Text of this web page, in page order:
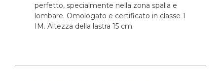
perfetto, specialmente nella zona spalla e
lombare. Omologato e certificato in classe 1
IM. Altezza della lastra 15 cm.